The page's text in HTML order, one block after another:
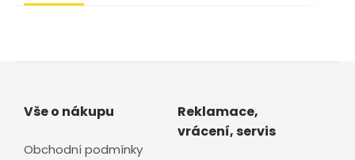
Vše o nákupu
Obchodní podmínky
Reklamace,
vrácení, servis